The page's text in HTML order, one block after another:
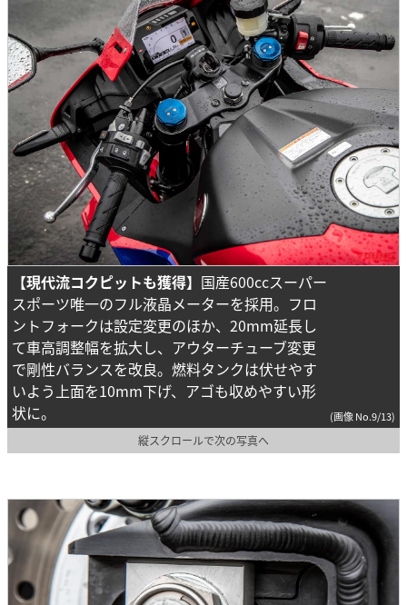
【現代流コクピットも獲得】 国産600ccスーパー
スポーツ唯一のフル液晶メーターを採用。フロ
ントフォークは設定変更のほか、20mm延長し
て車高調整幅を拡大し、アウターチューブ変更
で剛性バランスを改良。燃料タンクは伏せやす
いよう上面を10mm下げ、アゴも収めやすい形
状に。
(画像 No.9/13)
縦スクロールで次の写真へ